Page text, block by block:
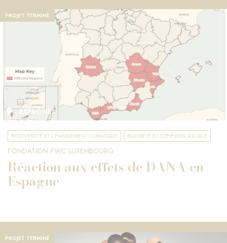
PROJET TERMINÉ
ESPAGNE
BIODIVERSITÉ ET CHANGEMENT CLIMATIQUE PAUVRETÉ ET COHÉSION SOCIALE
FONDATION PWC LUXEMBOURG
Réaction aux effets de DANA en
Espagne
PROJET TERMINÉ